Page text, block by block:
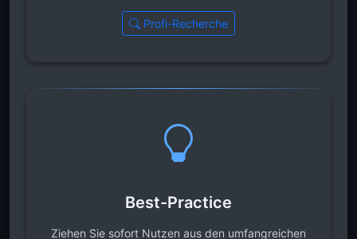
Profi-Recherche
Best-Practice
Ziehen Sie sofort Nutzen aus den umfangreichen